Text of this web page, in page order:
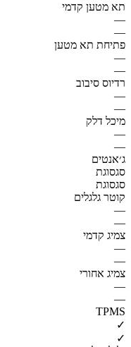
תא מטען קדמי
—
—
פתיחת תא מטען
—
—
רדיוס סיבוב
—
—
מיכל דלק
—
—
ג׳אנטים
סגסוגת
סגסוגת
קוטר גלגלים
—
—
צמיג קדמי
—
—
צמיג אחורי
—
—
TPMS
✓
✓